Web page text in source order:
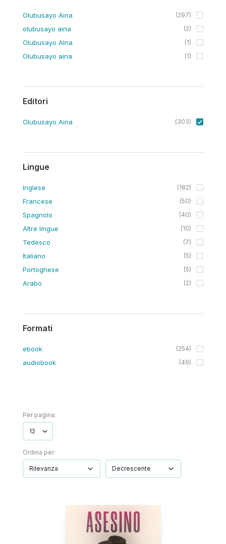
Olubusayo Aina (297)
olubusayo aina (2)
Olubusayo AIna (1)
Olubusayo aina (1)
Editori
Olubusayo Aina (303)
Lingue
Inglese (182)
Francese (50)
Spagnolo (40)
Altre lingue (10)
Tedesco (7)
Italiano (5)
Portoghese (5)
Arabo (2)
Formati
ebook (254)
audiobook (49)
Per pagina:
Ordina per: